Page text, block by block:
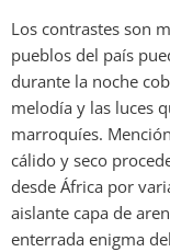
Los contrastes son
pueblos del país
durante la noche
melodía y las luces
marroquíes.
cálido y seco
desde África por
aislante capa de
enterrada enigma